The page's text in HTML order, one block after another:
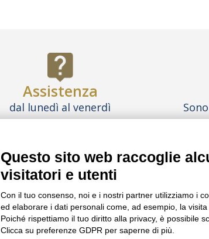
Assistenza
dal lunedì al venerdì
dalle 9:00 alle 18:00
LE IMMAGINI CONTENUTE IN QUESTO SITO SONO
FAQ LAVORA CON NOI
Questo sito web raccoglie
visitatori e utenti
Con il tuo consenso, noi e i nostri partner utilizziamo i
ed elaborare i dati personali come, ad esempio, la
Poiché rispettiamo il tuo diritto alla privacy, è possibile
Clicca su preferenze GDPR per saperne di più.